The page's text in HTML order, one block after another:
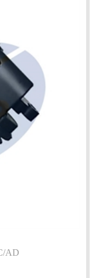
AD